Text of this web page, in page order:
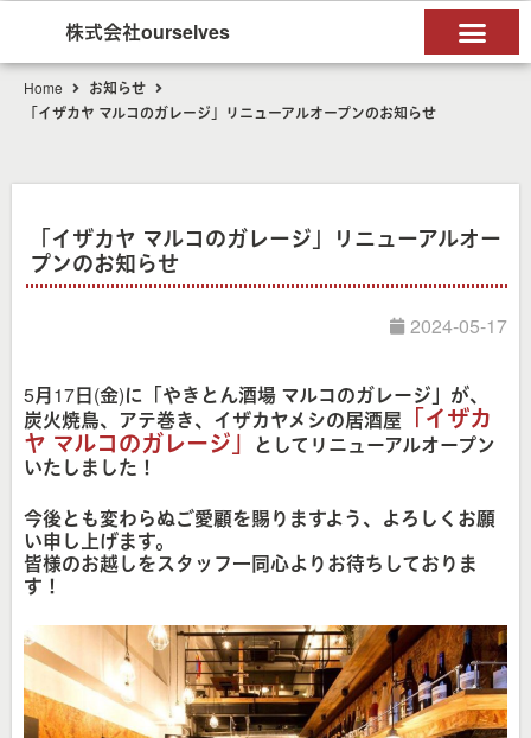
株式会社ourselves
Home
お知らせ
「イザカヤ マルコのガレージ」リニューアルオープンのお知らせ
「イザカヤ マルコのガレージ」リニューアルオー
プンのお知らせ
2024-05-17
5月17日(金)に「やきとん酒場 マルコのガレージ」が、
炭火焼鳥、アテ巻き、イザカヤメシの居酒屋 「イザカ
ヤ マルコのガレージ」
としてリニューアルオープン
いたしました！
今後とも変わらぬご愛顧を賜りますよう、よろしくお願
い申し上げます。
皆様のお越しをスタッフ一同心よりお待ちしておりま
す！